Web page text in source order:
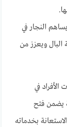
النجار في
البال ويعزز من
الأفراد في
يضمن فتح
بخدماته